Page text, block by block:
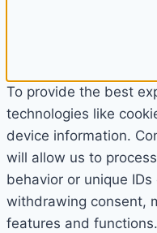
To provide the best
technologies like
device information.
will allow us to
behavior or unique
withdrawing consent,
features and functions.